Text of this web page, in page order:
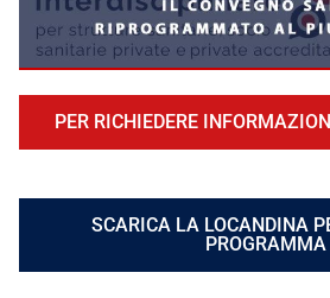
PER RICHIEDERE
SCARICA LA LOCANDINA
PROGRAMMA